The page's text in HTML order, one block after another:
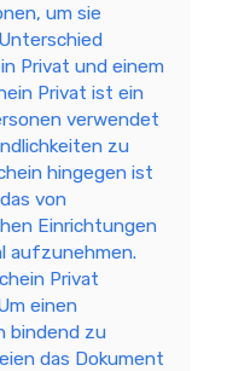
um sie
Privat und einem
Privat ist ein
verwendet
zu
hingegen ist
von
Einrichtungen
aufzunehmen.
Privat
einen
bindend zu
das Dokument